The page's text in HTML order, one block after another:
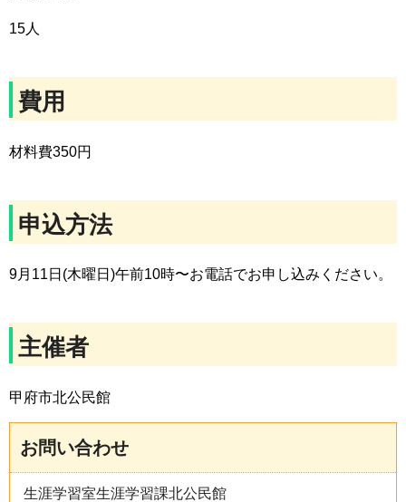
15人
費用
材料費350円
申込方法
9月11日(木曜日)午前10時〜お電話でお申し込みください。
主催者
甲府市北公民館
お問い合わせ
生涯学習室生涯学習課北公民館